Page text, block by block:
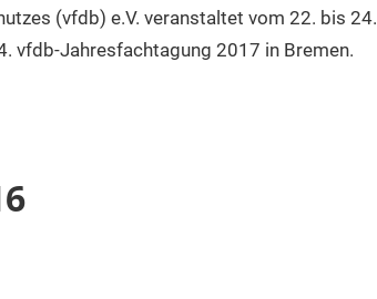
(vfdb) e.V. veranstaltet vom 22. bis 24.
vfdb-Jahresfachtagung 2017 in Bremen.